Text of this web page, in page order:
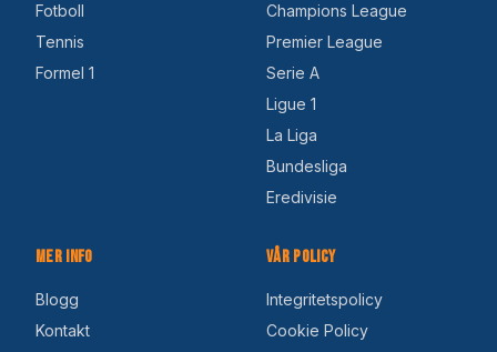
Fotboll
Tennis
Formel 1
Champions League
Premier League
Serie A
Ligue 1
La Liga
Bundesliga
Eredivisie
Mer Info
Blogg
Kontakt
Vår Policy
Integritetspolicy
Cookie Policy